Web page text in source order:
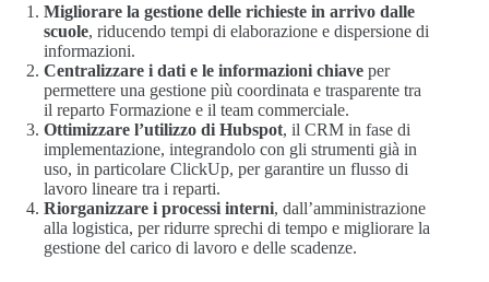
Migliorare la gestione delle richieste in arrivo dalle
scuole, riducendo tempi di elaborazione e dispersione di
informazioni.
Centralizzare i dati e le informazioni chiave per
permettere una gestione più coordinata e trasparente tra
il reparto Formazione e il team commerciale.
Ottimizzare l’utilizzo di Hubspot, il CRM in fase di
implementazione, integrandolo con gli strumenti già in
uso, in particolare ClickUp, per garantire un flusso di
lavoro lineare tra i reparti.
Riorganizzare i processi interni, dall’amministrazione
alla logistica, per ridurre sprechi di tempo e migliorare la
gestione del carico di lavoro e delle scadenze.